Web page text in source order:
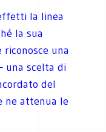
la linea
la sua
una
scelta di
del
ne attenua le